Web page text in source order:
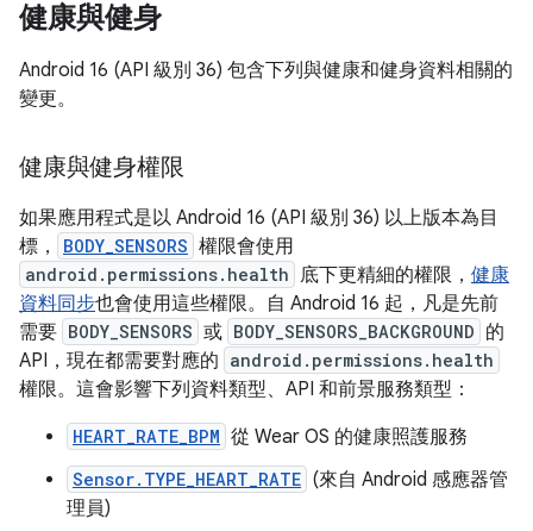
健康與健身
Android 16 (API 級別 36) 包含下列與健康和健身資料相關的
變更。
健康與健身權限
如果應用程式是以 Android 16 (API 級別 36) 以上版本為目
標，
BODY_SENSORS 權限會使用
android.permissions.health 底下更精細的權限， 健康
資料同步也會使用這些權限。自 Android 16 起，凡是先前
需要 BODY_SENSORS 或 BODY_SENSORS_BACKGROUND 的
API，現在都需要對應的 android.permissions.health
權限。這會影響下列資料類型、API 和前景服務類型：
HEART_RATE_BPM 從 Wear OS 的健康照護服務
Sensor.TYPE_HEART_RATE (來自 Android 感應器管
理員)